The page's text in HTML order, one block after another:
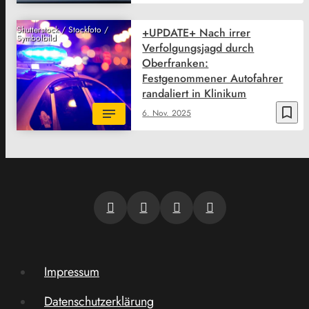
Shutterstock / Stockfoto /
Symbolbild
bookmark_border
6. Nov. 2025
+UPDATE+ Nach irrer
Verfolgungsjagd durch
Oberfranken:
Festgenommener Autofahrer
randaliert in Klinikum
Impressum
Datenschutzerklärung